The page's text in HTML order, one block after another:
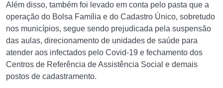
Além disso, também foi levado em conta pelo pasta que a
operação do Bolsa Família e do Cadastro Único, sobretudo
nos municípios, segue sendo prejudicada pela suspensão
das aulas, direcionamento de unidades de saúde para
atender aos infectados pelo Covid-19 e fechamento dos
Centros de Referência de Assistência Social e demais
postos de cadastramento.